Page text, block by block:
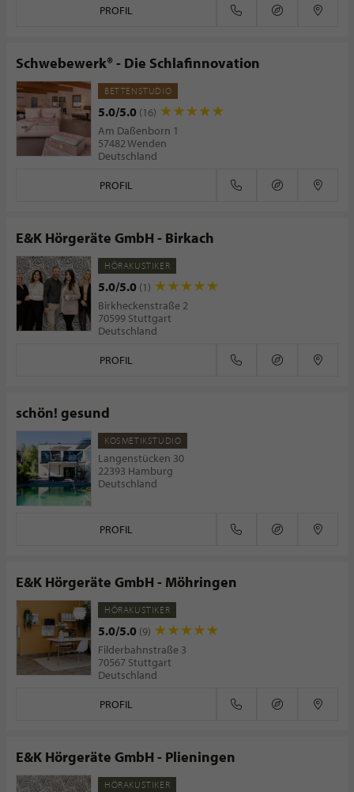
PROFIL
Schwebewerk® - Die Schlafinnovation
BETTENSTUDIO
5.0/5.0 (16)
Am Daßenborn 1
57482 Wenden
Deutschland
PROFIL
E&K Hörgeräte GmbH - Birkach
HÖRAKUSTIKER
5.0/5.0 (1)
Birkheckenstraße 2
70599 Stuttgart
Deutschland
PROFIL
schön! gesund
KOSMETIKSTUDIO
Langenstücken 30
22393 Hamburg
Deutschland
PROFIL
E&K Hörgeräte GmbH - Möhringen
HÖRAKUSTIKER
5.0/5.0 (9)
Filderbahnstraße 3
70567 Stuttgart
Deutschland
PROFIL
E&K Hörgeräte GmbH - Plieningen
HÖRAKUSTIKER